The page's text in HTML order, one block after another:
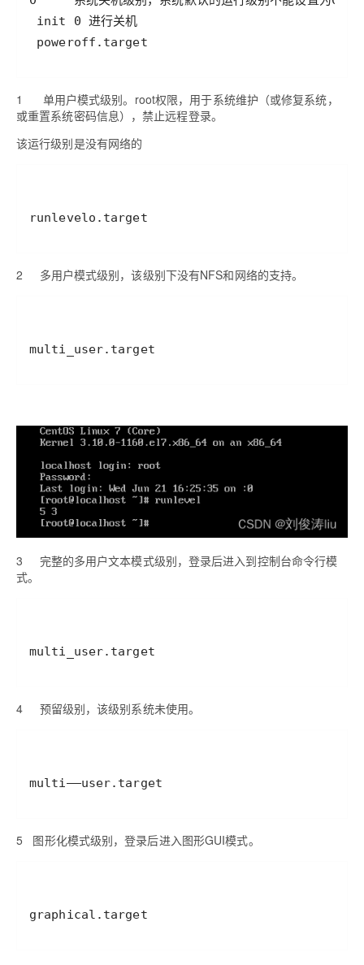
poweroff.target
1 单用户模式级别。 root权限，用于系统维护（或修复系统，
或重置系统密码信息），禁止远程登录。
该运行级别是没有网络的
runlevelo.target
2 多用户模式级别，该级别下没有NFS和网络的支持。
multi_user.target
3 完整的多用户文本模式级别，登录后进入到控制台命令行模
式。
multi_user.target
4 预留级别，该级别系统未使用。
multi——user.target
5 图形化模式级别，登录后进入图形GUI模式。
graphical.target